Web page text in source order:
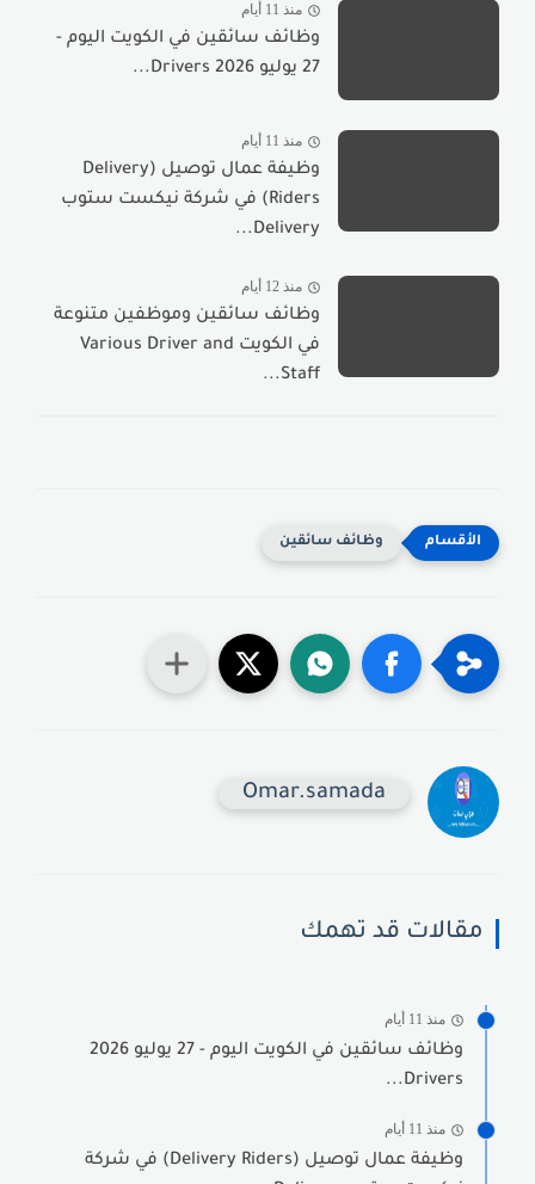
منذ 11 أيام
وظائف سائقين في الكويت اليوم -
27 يوليو 2026 Drivers...
منذ 11 أيام
وظيفة عمال توصيل (Delivery
Riders) في شركة نيكست ستوب
Delivery...
منذ 12 أيام
وظائف سائقين وموظفين متنوعة
في الكويت Various Driver and
Staff...
وظائف سائقين
Omar.samada
مقالات قد تهمك
منذ 11 أيام
وظائف سائقين في الكويت اليوم - 27 يوليو 2026
Drivers...
منذ 11 أيام
وظيفة عمال توصيل (Delivery Riders) في شركة